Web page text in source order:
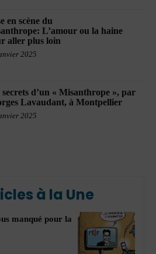
en scène du
L’amour ou la haine
aller plus loin
2025
secrets d’un « Misanthrope », par
Lavaudant, à Montpellier
2025
à la Une
manqué pour la